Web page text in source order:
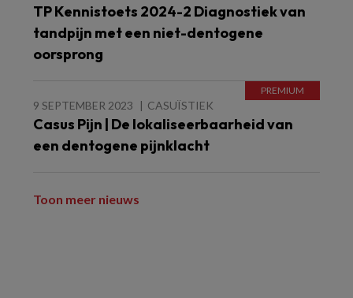
TP Kennistoets 2024-2 Diagnostiek van
tandpijn met een niet-dentogene
oorsprong
9 SEPTEMBER 2023 CASUÏSTIEK
Casus Pijn | De lokaliseerbaarheid van
een dentogene pijnklacht
Toon meer nieuws